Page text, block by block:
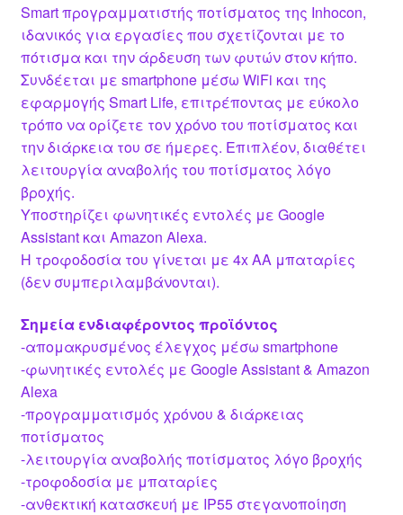
Smart προγραμματιστής ποτίσματος της Inhocon,
ιδανικός για εργασίες που σχετίζονται με το
πότισμα και την άρδευση των φυτών στον κήπο.
Συνδέεται με smartphone μέσω WiFi και της
εφαρμογής Smart Life, επιτρέποντας με εύκολο
τρόπο να ορίζετε τον χρόνο του ποτίσματος και
την διάρκεια του σε ήμερες. Επιπλέον, διαθέτει
λειτουργία αναβολής του ποτίσματος λόγο
βροχής.
Υποστηρίζει φωνητικές εντολές με Google
Assistant και Amazon Alexa.
Η τροφοδοσία του γίνεται με 4x AA μπαταρίες
(δεν συμπεριλαμβάνονται).
Σημεία ενδιαφέροντος προϊόντος
-απομακρυσμένος έλεγχος μέσω smartphone
-φωνητικές εντολές με Google Assistant & Amazon
Alexa
-προγραμματισμός χρόνου & διάρκειας
ποτίσματος
-λειτουργία αναβολής ποτίσματος λόγο βροχής
-τροφοδοσία με μπαταρίες
-ανθεκτική κατασκευή με IP55 στεγανοποίηση